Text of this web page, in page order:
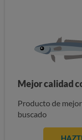
Mejor calidad
Producto de
buscado